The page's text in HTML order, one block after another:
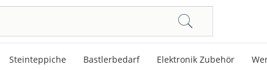
Steinteppiche Bastlerbedarf Elektronik Zubehör